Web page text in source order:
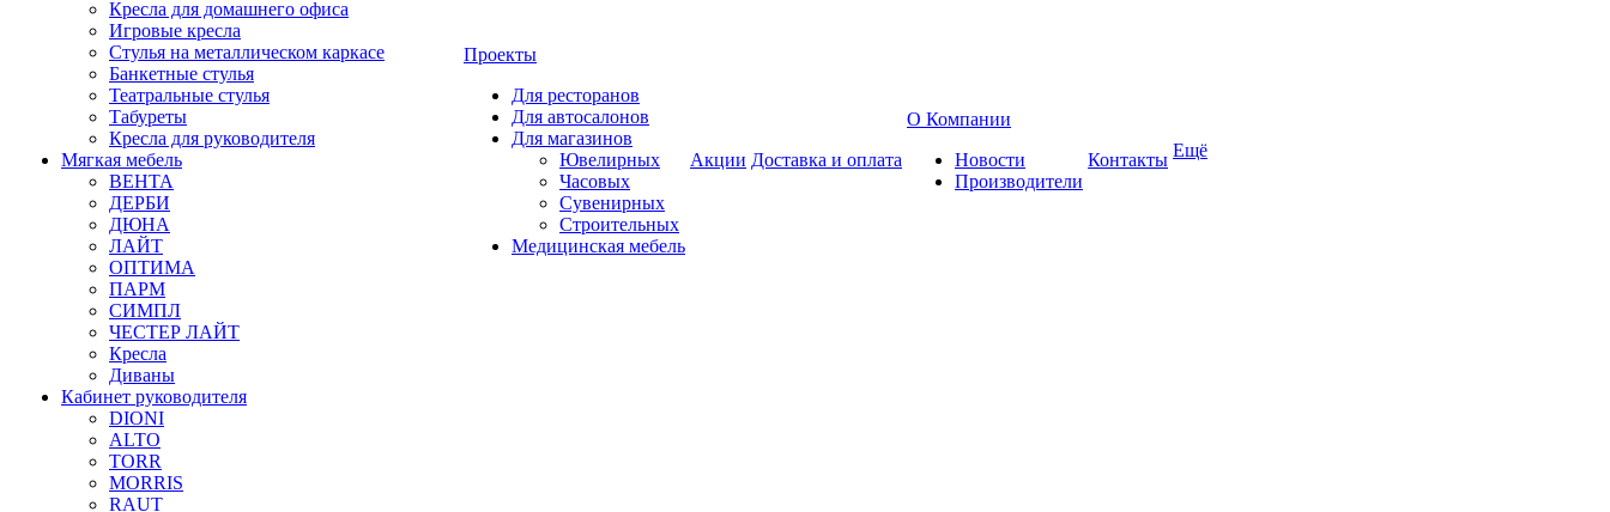
Кресла для домашнего офиса
Игровые кресла
Стулья на металлическом каркасе
Банкетные стулья
Театральные стулья
Табуреты
Кресла для руководителя
Мягкая мебель
ВЕНТА
ДЕРБИ
ДЮНА
ЛАЙТ
ОПТИМА
ПАРМ
СИМПЛ
ЧЕСТЕР ЛАЙТ
Кресла
Диваны
Кабинет руководителя
DIONI
ALTO
TORR
MORRIS
RAUT
Проекты
Для ресторанов
Для автосалонов
Для магазинов
Ювелирных
Часовых
Сувенирных
Строительных
Медицинская мебель
Акции Доставка и оплата
О Компании
Новости
Производители
Контакты Ещё